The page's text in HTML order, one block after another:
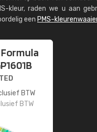
kleur, raden we u aan
een PMS-
BTW
BTW